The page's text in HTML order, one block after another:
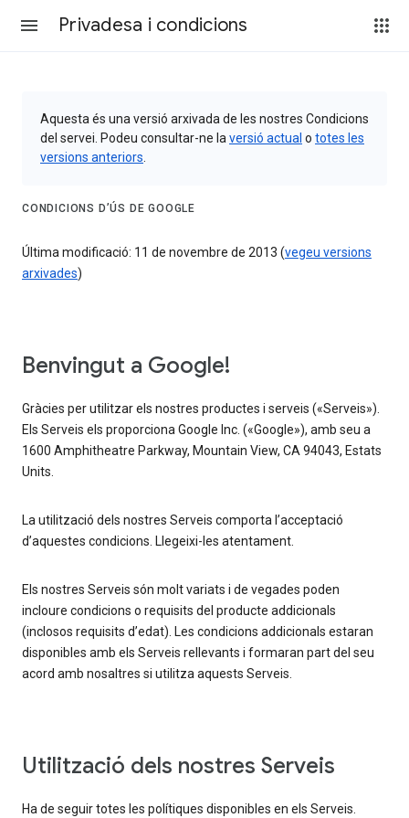
Privadesa i condicions
Aquesta és una versió arxivada de les nostres Condicions
del servei. Podeu consultar-ne la versió actual o totes les
versions anteriors
CONDICIONS D’ÚS DE GOOGLE
Última modificació: 11 de novembre de 2013 (vegeu versions
arxivades)
Benvingut a Google!
Gràcies per utilitzar els nostres productes i serveis («Serveis»).
Els Serveis els proporciona Google Inc. («Google»), amb seu a
1600 Amphitheatre Parkway, Mountain View, CA 94043, Estats
Units.
La utilització dels nostres Serveis comporta l’acceptació
d’aquestes condicions. Llegeixi-les atentament.
Els nostres Serveis són molt variats i de vegades poden
incloure condicions o requisits del producte addicionals
(inclosos requisits d’edat). Les condicions addicionals estaran
disponibles amb els Serveis rellevants i formaran part del seu
acord amb nosaltres si utilitza aquests Serveis.
Utilització dels nostres Serveis
Ha de seguir totes les polítiques disponibles en els Serveis.